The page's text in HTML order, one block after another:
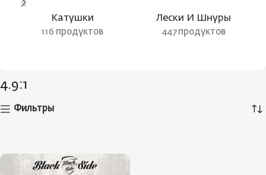
Катушки
116 продуктов
Лески И Шнуры
447 продуктов
4.9:1
Фильтры